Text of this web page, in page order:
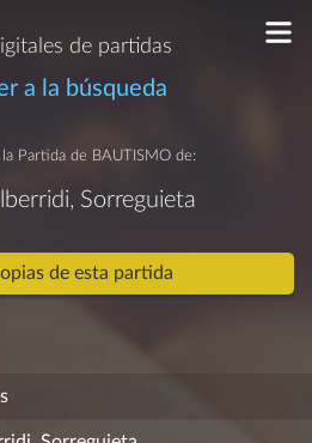
de partidas
a la búsqueda
Partida de BAUTISMO de:
Sorreguieta
de esta partida